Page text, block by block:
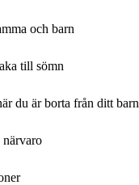
och barn
till sömn
du är borta från ditt barn